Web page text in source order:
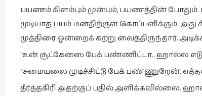
பயணம் கிளம்பும் முன்பும், பயணத்தின் போதும்.
முடியாத பயம் மனதிற்குள் கொப்பளிக்கும்.
முத்திரை ஒன்றைக் கற்று வைத்திருந்தார்.
“உன் சூட்கேஸை பேக் பண்ணிட்டா.. ஹால்ல
“சமையலை முடிச்சிட்டு பேக் பண்ணுறேன்.
தீர்த்தகிரி அதற்குப் பதில் அளிக்கவில்லை.